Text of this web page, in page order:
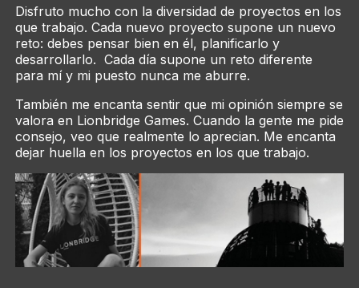
Disfruto mucho con la diversidad de proyectos en los
que trabajo. Cada nuevo proyecto supone un nuevo
reto: debes pensar bien en él, planificarlo y
desarrollarlo. Cada día supone un reto diferente
para mí y mi puesto nunca me aburre.
También me encanta sentir que mi opinión siempre se
valora en Lionbridge Games. Cuando la gente me pide
consejo, veo que realmente lo aprecian. Me encanta
dejar huella en los proyectos en los que trabajo.